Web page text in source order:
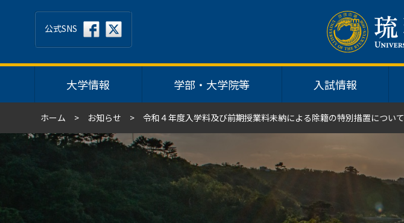
大学情報 学部・大学院等 入試情報
公式SNS
ホーム お知らせ 令和４年度入学料及び前期授業料未納による除籍の特別措置について